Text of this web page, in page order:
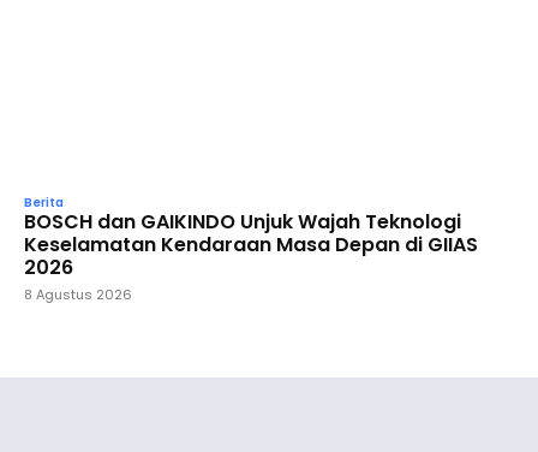
Berita
BOSCH dan GAIKINDO Unjuk Wajah Teknologi
Keselamatan Kendaraan Masa Depan di GIIAS
2026
8 Agustus 2026